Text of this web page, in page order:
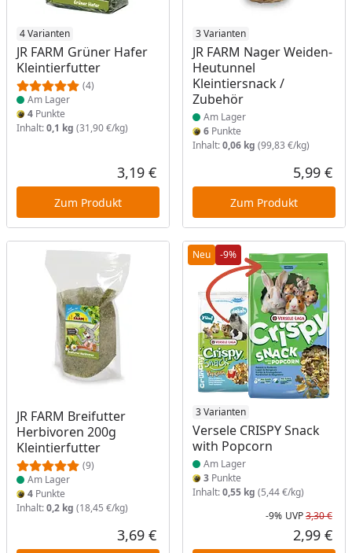
4 Varianten
JR FARM Grüner Hafer
Kleintierfutter
(4)
Produkt am Lager
Am Lager
4 Punkte
Inhalt:0,1 kg (31,90 €/kg)
Aktueller Preis
3,19 €
Zum Produkt
3 Varianten
JR FARM Nager Weiden-
Heutunnel
Kleintiersnack /
Zubehör
Produkt am Lager
Am Lager
6Punkte
Inhalt:0,06 kg (99,83 €/kg)
5,99 €
Zum Produkt
JR FARM Breifutter
Herbivoren 200g
Kleintierfutter
(9)
Produkt am Lager
Am Lager
4 Punkte
Inhalt:0,2 kg (18,45 €/kg)
Aktueller Preis
3,69 €
Neu -9%
3 Varianten
Versele CRISPY Snack
with Popcorn
Produkt am Lager
Am Lager
3Punkte
Inhalt:0,55 kg (5,44 €/kg)
-9% UVP3,30 €
2,99 €